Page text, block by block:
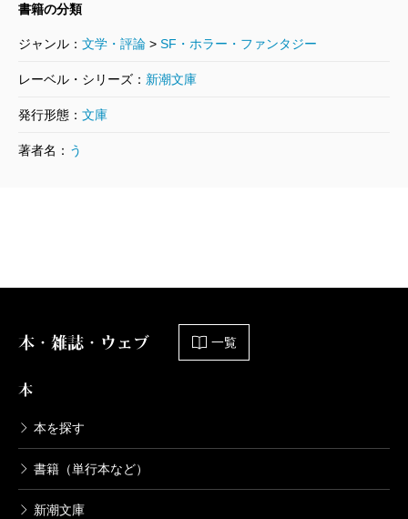
しれない。
荻原上橋作品の一番特徴的な点かもしれないです
てしまうということでしょう。
こう側に、実はたくさんのことが動いている感覚があ
荻原
は、御都合主義なところがなくて、誰の意のままにも
ならない別世界が、きちんと描かれている気がするの
上橋菜穂子／著、チーム北海道／著
虚空の旅人
書籍の分類
ジャンル： 文学・評論 > SF・ホラー・ファンタジー
レーベル・シリーズ： 新潮文庫
発行形態： 文庫
著者名： う
本・雑誌・ウェブ 一覧
本
本を探す
書籍（単行本など）
新潮文庫